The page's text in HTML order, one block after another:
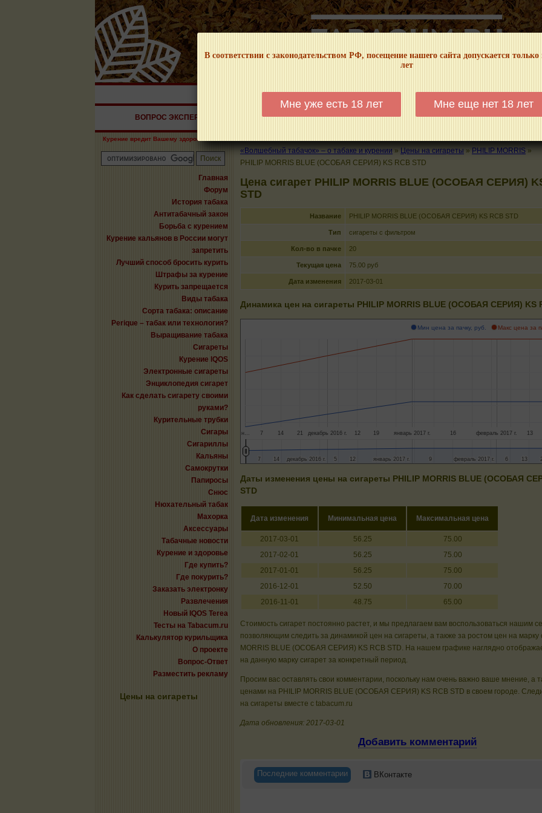
В соответствии с законодательством РФ, посещение нашего сайта допускается
лет
Мне уже есть 18 лет Мне еще нет 18 лет
НАШ ПОРТАЛ – ИНФОРМАЦИОННЫЙ! МЫ НЕ ЗАНИМАЕМСЯ ПРОДАЖЕЙ И РЕКЛАМОЙ
ВОПРОС ЭКСПЕРТУ КАЛЬЯНЫ ТРУБКИ ГДЕ КУПИТЬ ГДЕ ПОКУРИТЬ КУРЕНИЕ И
Курение вредит Вашему здоровью!
Главная
Форум
История табака
Антитабачный закон
Борьба с курением
Курение кальянов в России могут
запретить
Лучший способ бросить курить
Штрафы за курение
Курить запрещается
Виды табака
Сорта табака: описание
Perique – табак или технология?
Выращивание табака
Сигареты
Курение IQOS
Электронные сигареты
Энциклопедия сигарет
Как сделать сигарету своими
руками?
Курительные трубки
Сигары
Сигариллы
Кальяны
Самокрутки
Папиросы
Снюс
Нюхательный табак
Махорка
Аксессуары
Табачные новости
Курение и здоровье
Где купить?
Где покурить?
Заказать электронку
Развлечения
Новый IQOS Terea
Тесты на Tabacum.ru
Калькулятор курильщика
О проекте
Вопрос-Ответ
Разместить рекламу
Цены на сигареты
«Волшебный табачок» – о табаке и курении » Цены на сигареты » PHILIP MORRIS »
PHILIP MORRIS BLUE (ОСОБАЯ СЕРИЯ) KS RCB STD
Цена сигарет PHILIP MORRIS BLUE (ОСОБАЯ СЕРИЯ)
STD
Название PHILIP MORRIS BLUE (ОСОБАЯ СЕРИЯ) KS RCB STD
Тип сигареты с фильтром
Кол-во в пачке 20
Текущая цена 75.00 руб
Дата изменения 2017-03-01
Динамика цен на сигареты PHILIP MORRIS BLUE (ОСОБАЯ СЕРИЯ) KS
Мин цена за пачку, руб. Макс цена за
н… декабрь 2016 г. январь 2017 г. февраль 2017 г.
7 14 21 12 19 16 13
декабрь 2016 г.
декабрь 2016 г. январь 2017 г.
январь 2017 г. февраль 2017 г.
февраль 2017 г.
77 14
14 5
5 12
12 9
9 6
6 13
13
Даты изменения цены на сигареты PHILIP MORRIS BLUE (ОСОБАЯ
STD
Дата изменения Минимальная цена Максимальная цена
2017-03-01 56.25
75.00
2017-02-01
56.25
75.00
2017-01-01
56.25
75.00
2016-12-01
52.50
70.00
2016-11-01
48.75 65.00
Стоимость сигарет постоянно растет, и мы предлагаем вам воспользоваться нашим
позволяющим следить за динамикой цен на сигареты, а также за ростом цен на марку
MORRIS BLUE (ОСОБАЯ СЕРИЯ) KS RCB STD. На нашем графике наглядно
на данную марку сигарет за конкретный период.
Просим вас оставлять свои комментарии, поскольку нам очень важно ваше мнение, а
ценами на PHILIP MORRIS BLUE (ОСОБАЯ СЕРИЯ) KS RCB STD в своем городе.
на сигареты вместе с tabacum.ru
Дата обновления: 2017-03-01
Добавить комментарий
Последние комментарии ВКонтакте